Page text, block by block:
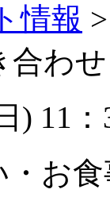
情報
合わ
) 11
・お